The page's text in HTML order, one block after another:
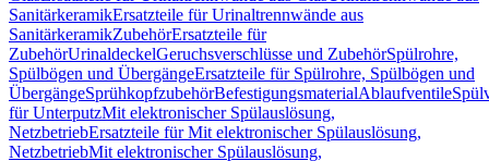
SanitärkeramikErsatzteile für Urinaltrennwände aus
SanitärkeramikZubehörErsatzteile für
ZubehörUrinaldeckelGeruchsverschlüsse und ZubehörSpülrohre,
Spülbögen und ÜbergängeErsatzteile für Spülrohre, Spülbögen und
ÜbergängeSprühkopfzubehörBefestigungsmaterialAblaufventile
für UnterputzMit elektronischer Spülauslösung,
NetzbetriebErsatzteile für Mit elektronischer Spülauslösung,
NetzbetriebMit elektronischer Spülauslösung,